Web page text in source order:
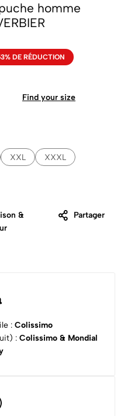
homme
DE RÉDUCTION
XXL XXXL
Find your size
&
Partager
: Colissimo
: Colissimo & Mondial